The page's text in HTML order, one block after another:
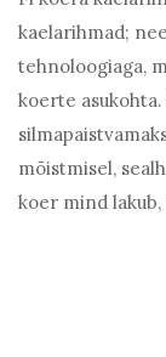
kaelarihmad;
tehnoloogiaga,
koerte
mõistmisel,
koer mind